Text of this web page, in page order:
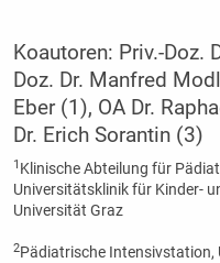
Koautoren: Priv.-Doz.
Doz. Dr. Manfred
Eber (1), OA Dr.
Dr. Erich Sorantin (3)
1 Klinische Abteilung für
Universitätsklinik für Kinder-
Universität Graz
2Pädiatrische Intensivstation,